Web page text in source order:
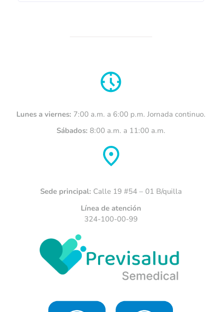
Lunes a viernes: 7:00 a.m. a 6:00 p.m. Jornada continuo.
Sábados: 8:00 a.m. a 11:00 a.m.
Sede principal: Calle 19 #54 – 01 B/quilla
Línea de atención
324-100-00-99